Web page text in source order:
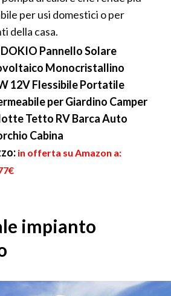
per usi domestici o per
della casa.
DOKIO Pannello Solare
Monocristallino
12V Flessibile Portatile
per Giardino Camper
Tetto RV Barca Auto
Cabina
in offerta su Amazon a:
impianto